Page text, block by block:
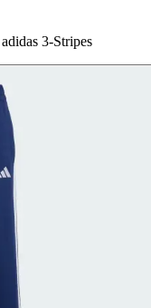
3-Stripes